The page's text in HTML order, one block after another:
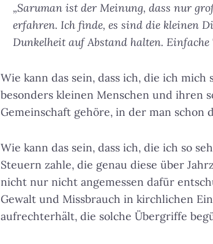
„Saruman ist der Meinung, dass nur
erfahren. Ich finde, es sind die kleinen
Dunkelheit auf Abstand halten. Einfache
Wie kann das sein, dass ich, die ich
besonders kleinen Menschen und ihren
Gemeinschaft gehöre, in der man
Wie kann das sein, dass ich, die ich so
Steuern zahle, die genau diese über
nicht nur nicht angemessen dafür
Gewalt und Missbrauch in kirchlichen
aufrechterhält, die solche Übergriffe